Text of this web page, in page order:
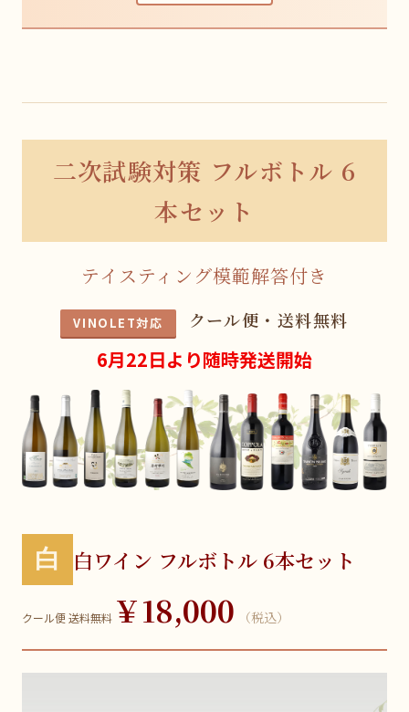
二次試験対策 フルボトル 6
本セット
テイスティング模範解答付き
VINOLET対応 クール便・送料無料
6月22日より随時発送開始
白 白ワイン フルボトル 6本セット
クール便 送料無料 ￥18,000 （税込）